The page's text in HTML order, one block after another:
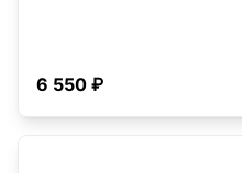
6 550 ₽